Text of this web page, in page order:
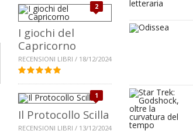
2
I giochi del
Capricorno
RECENSIONI LIBRI / 18/12/2024
1
Il Protocollo Scilla
RECENSIONI LIBRI / 13/12/2024